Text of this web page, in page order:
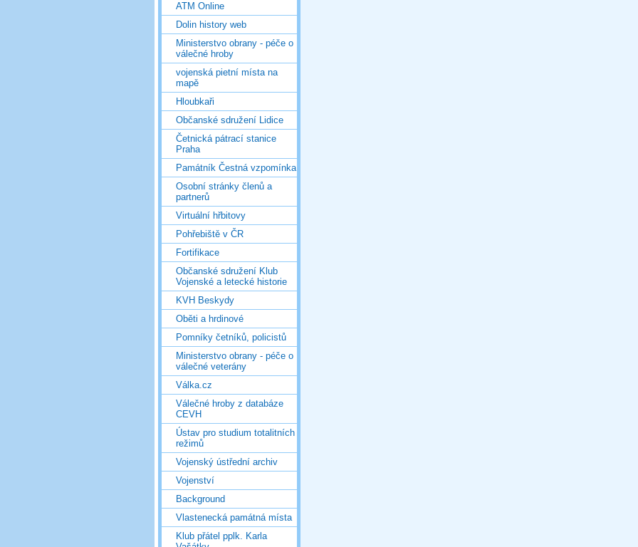
ATM Online
Dolin history web
Ministerstvo obrany - péče o
válečné hroby
vojenská pietní místa na
mapě
Hloubkaři
Občanské sdružení Lidice
Četnická pátrací stanice
Praha
Památník Čestná vzpomínka
Osobní stránky členů a
partnerů
Virtuální hřbitovy
Pohřebiště v ČR
Fortifikace
Občanské sdružení Klub
Vojenské a letecké historie
KVH Beskydy
Oběti a hrdinové
Pomníky četníků, policistů
Ministerstvo obrany - péče o
válečné veterány
Válka.cz
Válečné hroby z databáze
CEVH
Ústav pro studium totalitních
režimů
Vojenský ústřední archiv
Vojenství
Background
Vlastenecká památná místa
Klub přátel pplk. Karla